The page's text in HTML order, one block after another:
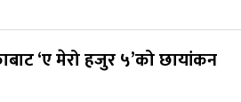
‘ए मेरो हजुर ५’को छायांकन